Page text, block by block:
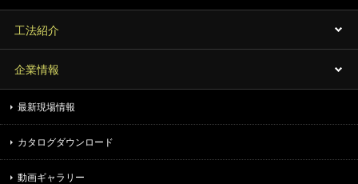
工法紹介
企業情報
最新現場情報
カタログダウンロード
動画ギャラリー